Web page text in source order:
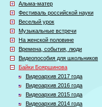
Альма-матер
Фестиваль российской науки
Веселый урок
Музыкальные встречи
На женской половине
Времена, события, люди
Видеопособия для школьников
Байки Бояршинова
Видеоархив 2017 года
Видеоархив 2016 года
Видеоархив 2015 года
Видеоархив 2014 года